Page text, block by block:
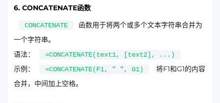
6. CONCATENATE函数
CONCATENATE
函数用于将两个或多个文本字符串合并为
一个字符串。
语法：
=CONCATENATE(text1, [text2], ...)
示例： =CONCATENATE(F1, " ", G1)
将F1和G1的内容
合并，中间加上空格。